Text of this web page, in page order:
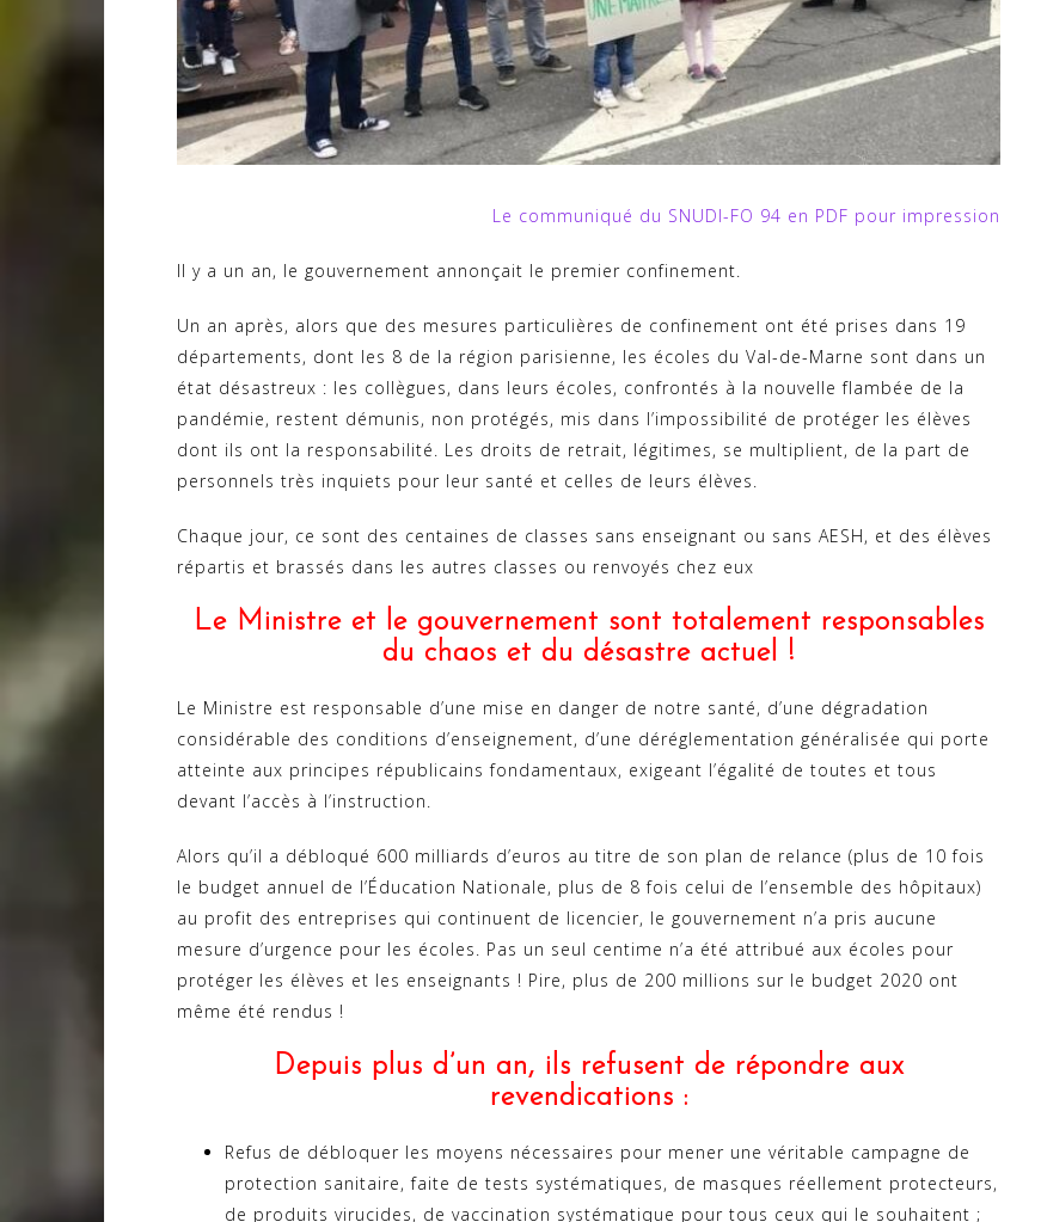
Le communiqué du SNUDI-FO 94 en PDF pour impression
Il y a un an, le gouvernement annonçait le premier confinement.
Un an après, alors que des mesures particulières de confinement ont été prises dans 19
départements, dont les 8 de la région parisienne, les écoles du Val-de-Marne sont dans un
état désastreux : les collègues, dans leurs écoles, confrontés à la nouvelle flambée de la
pandémie, restent démunis, non protégés, mis dans l’impossibilité de protéger les élèves
dont ils ont la responsabilité. Les droits de retrait, légitimes, se multiplient, de la part de
personnels très inquiets pour leur santé et celles de leurs élèves.
Chaque jour, ce sont des centaines de classes sans enseignant ou sans AESH, et des élèves
répartis et brassés dans les autres classes ou renvoyés chez eux
Le Ministre et le gouvernement sont totalement responsables
du chaos et du désastre actuel !
Le Ministre est responsable d’une mise en danger de notre santé, d’une dégradation
considérable des conditions d’enseignement, d’une déréglementation généralisée qui porte
atteinte aux principes républicains fondamentaux, exigeant l’égalité de toutes et tous
devant l’accès à l’instruction.
Alors qu’il a débloqué 600 milliards d’euros au titre de son plan de relance (plus de 10 fois
le budget annuel de l’Éducation Nationale, plus de 8 fois celui de l’ensemble des hôpitaux)
au profit des entreprises qui continuent de licencier, le gouvernement n’a pris aucune
mesure d’urgence pour les écoles. Pas un seul centime n’a été attribué aux écoles pour
protéger les élèves et les enseignants ! Pire, plus de 200 millions sur le budget 2020 ont
même été rendus !
Depuis plus d’un an, ils refusent de répondre aux
revendications :
Refus de débloquer les moyens nécessaires pour mener une véritable campagne de
protection sanitaire, faite de tests systématiques, de masques réellement protecteurs,
de produits virucides, de vaccination systématique pour tous ceux qui le souhaitent ;